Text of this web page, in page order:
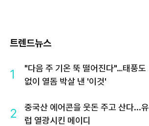
트렌드뉴스
1
"다음 주 기온 뚝 떨어진다"…태풍도
없이 열돔 박살 낸 '이것'
2
중국산 에어콘을 웃돈 주고 산다...유
럽 열광시킨 메이디